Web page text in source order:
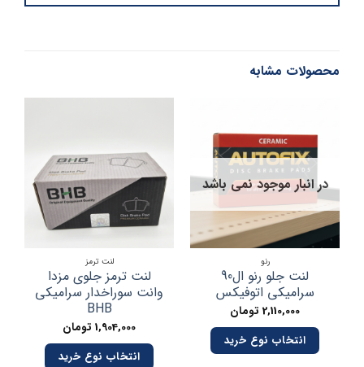
محصولات مشابه
در انبار موجود نمی باشد
لنت جلو رنو ال90
سرامیکی اتوفیکس
2,110,000تومان
انتخاب نوع خرید
لنت ترمز
لنت ترمز جلوی مزدا
وانت سوراخدار سرامیکی
BHB
1,904,000 تومان
انتخاب نوع خرید